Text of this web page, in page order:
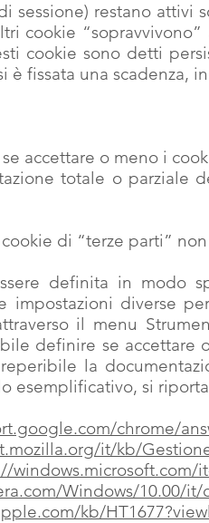
sessione) restano attivi
cookie
cookie sono detti
è fissata una scadenza,
accettare o meno i
totale o parziale
di “terze parti”
definita in
impostazioni diverse
il menu
definire se
la
esemplificativo, si
chrome/
it/kb/
windows.microsoft.com/
Windows/10.00/it/
kb/